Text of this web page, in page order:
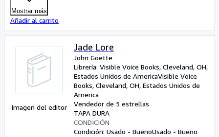
Mostrar más
Añadir al carrito
Imagen del editor
Jade Lore
John Goette
Librería: Visible Voice Books, Cleveland, OH,
Estados Unidos de AmericaVisible Voice
Books, Cleveland, OH, Estados Unidos de
America
Vendedor de 5 estrellas
TAPA DURA
CONDICIÓN
Condición: Usado - BuenoUsado - Bueno